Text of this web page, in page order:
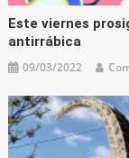
Este viernes
antirrábica
09/03/2022